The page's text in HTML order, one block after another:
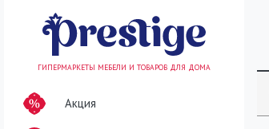
ГИПЕРМАРКЕТЫ МЕБЕЛИ И ТОВАРОВ ДЛЯ ДОМА
Акция